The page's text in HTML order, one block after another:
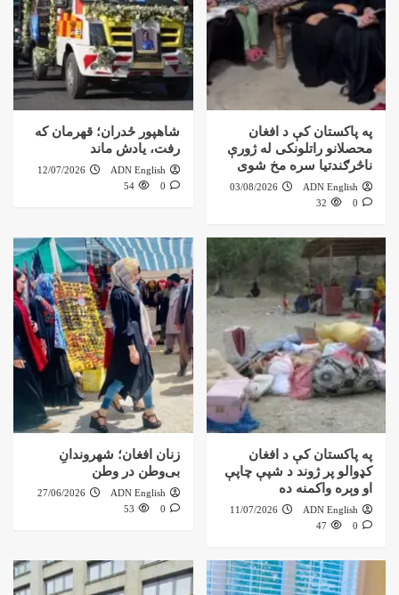
په پاکستان کې د افغان
محصلانو راتلونکی له ژورې
ناڅرګندتیا سره مخ شوی
ADN English
03/08/2026
0
32
شاهپور ځدران؛ قهرمان که
رفت، یادش ماند
ADN English
12/07/2026
0
54
په پاکستان کې د افغان
کډوالو پر ژوند د شپې چاپې
او وېره واکمنه ده
ADN English
11/07/2026
0
47
زنان افغان؛ شهروندانِ
بی‌وطن در وطن
ADN English
27/06/2026
0
53